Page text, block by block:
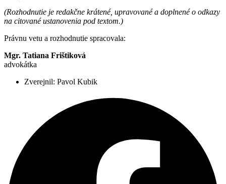
(Rozhodnutie je redakčne krátené, upravované a doplnené o odkazy
na citované ustanovenia pod textom.)
Právnu vetu a rozhodnutie spracovala:
Mgr. Tatiana Frištiková
advokátka
Zverejnil: Pavol Kubik